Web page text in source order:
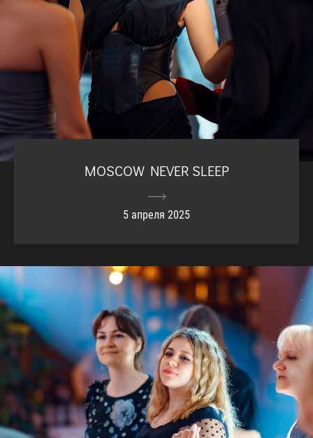
MOSCOW NEVER SLEEP
5 апреля 2025